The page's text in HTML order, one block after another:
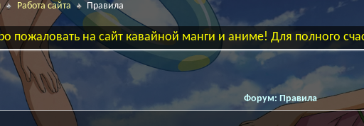
Работа сайта Правила
пожаловать на сайт кавайной манги и аниме! Для полного
Форум: Правила